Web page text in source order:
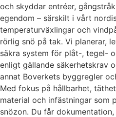
och skyddar entréer,
egendom – särskilt i vårt
temperaturväxlingar och
rörlig snö på tak. Vi planerar,
säkra system för plåt-, tegel-
enligt gällande säkerhetskrav
annat Boverkets byggregler
Med fokus på hållbarhet,
material och infästningar som
snözon. Du får